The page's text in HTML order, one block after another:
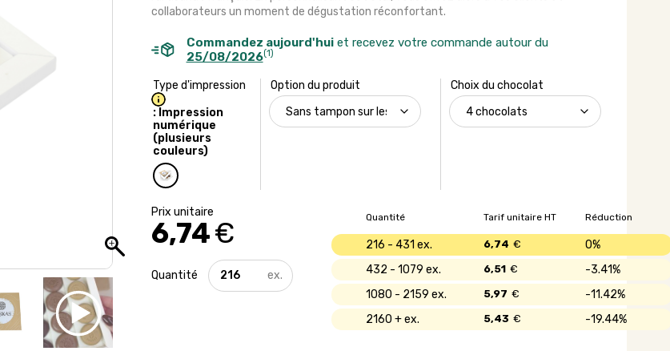
collaborateurs un moment de dégustation réconfortant.
Commandez aujourd'huiet recevez votre commande autour du
25/08/2026(1)
Type d'impression
: Impression
numérique
(plusieurs
couleurs)
Option du produit Choix du chocolat
6,74€
quantité
de
Quantité Réduction
Tarif unitaire HT
216 - 431 0%
6,74 €
432 - 1079 3.41%
6,51 €
1080 - 2159 11.42%
5,97 €
2160 + 19.44%
5,43 €